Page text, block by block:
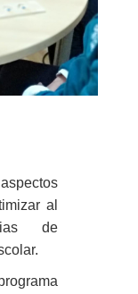
al
de